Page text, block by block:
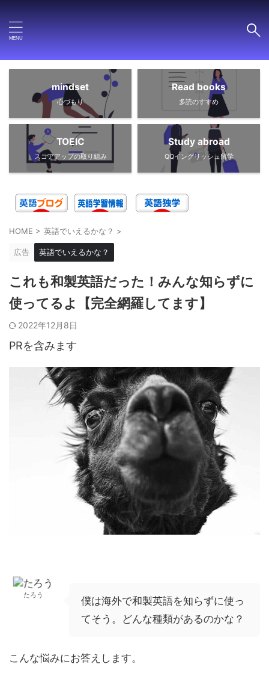
mindset
心づもり
Read books
多読のすすめ
TOEIC
スコアアップの取り組み
Study abroad
QQイングリッシュ留学
HOME > 英語でいえるかな？ >
広告 英語でいえるかな？
これも和製英語だった！みんな知らずに
使ってるよ【完全網羅してます】
2022年12月8日
PRを含みます
たろう
僕は海外で和製英語を知らずに使っ
てそう。どんな種類があるのかな？
こんな悩みにお答えします。